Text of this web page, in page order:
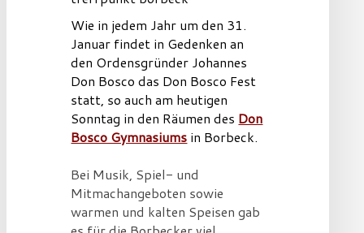
Wie in jedem Jahr um den 31.
Januar findet in Gedenken an
den Ordensgründer Johannes
Don Bosco das Don Bosco Fest
statt, so auch am heutigen
Sonntag in den Räumen des Don
Bosco Gymnasiums in Borbeck.
Bei Musik, Spiel- und
Mitmachangeboten sowie
warmen und kalten Speisen gab